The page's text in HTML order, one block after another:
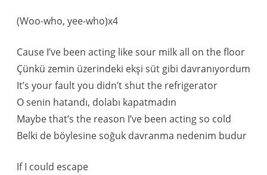
(Woo-who, yee-who)x4
Cause I’ve been acting like sour milk all on the floor
Çünkü zemin üzerindeki ekşi süt gibi davranıyordum
It’s your fault you didn’t shut the refrigerator
O senin hatandı, dolabı kapatmadın
Maybe that’s the reason I’ve been acting so cold
Belki de böylesine soğuk davranma nedenim budur
If I could escape